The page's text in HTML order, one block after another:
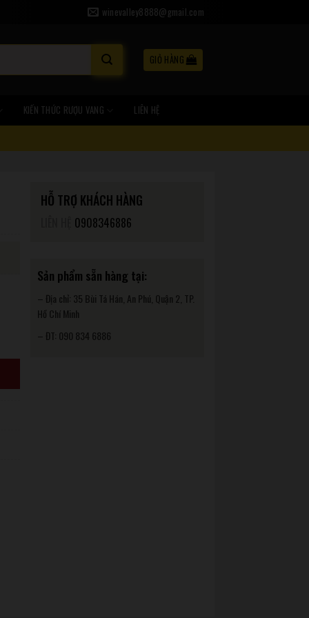
winevalley8888@gmail.com
GIỎ HÀNG
KIẾN THỨC RƯỢU VANG LIÊN HỆ
HỖ TRỢ KHÁCH HÀNG
0908346886
Sản phẩm sẵn hàng tại:
– Địa chỉ: 35 Bùi Tá Hán, An Phú, Quận 2, TP.
Hồ Chí Minh
– ĐT: 090 834 6886